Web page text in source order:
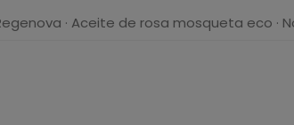
· Aceite de rosa mosqueta eco ·